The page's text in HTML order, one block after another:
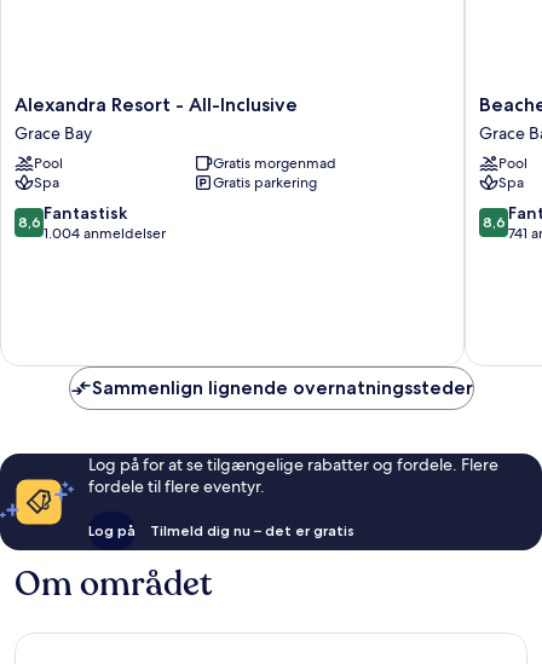
Alexandra
Resort
-
All-
Inclusive
Grace
Bay
Alexandra Resort - All-Inclusive
Grace Bay
Pool
Gratis morgenmad
Spa
Gratis parkering
8.6
ud
8,6 Fantastisk
1.004 anmeldelser
Beaches
Turks
&
Caicos
-
ALL
Grace
Pool
Spa
8.6
ud
8,6
741
Sammenlign lignende overnatningssteder
Log på for at se tilgængelige rabatter og fordele. Flere
fordele til flere eventyr.
Log på Tilmeld dig nu – det er gratis
Om området